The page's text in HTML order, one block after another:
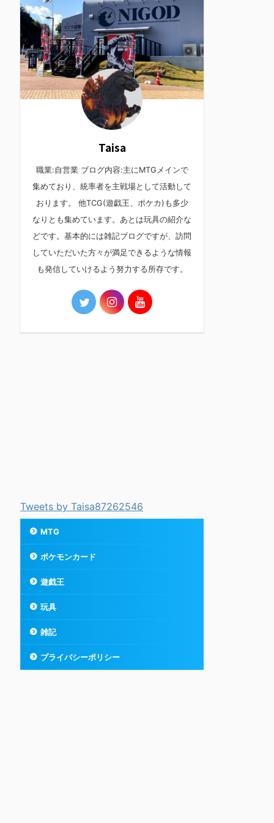
Taisa
職業:自営業 ブログ内容:主にMTGメインで
集めており、統率者を主戦場として活動して
おります。 他TCG(遊戯王、ポケカ)も多少
なりとも集めています。あとは玩具の紹介な
どです。基本的には雑記ブログですが、訪問
していただいた方々が満足できるような情報
も発信していけるよう努力する所存です。
Tweets by Taisa87262546
MTG
ポケモンカード
遊戯王
玩具
雑記
プライバシーポリシー